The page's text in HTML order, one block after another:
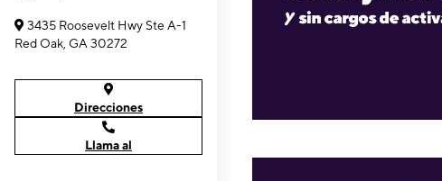
3435 Roosevelt Hwy Ste A-1
Red Oak, GA 30272
Direcciones
Llama al